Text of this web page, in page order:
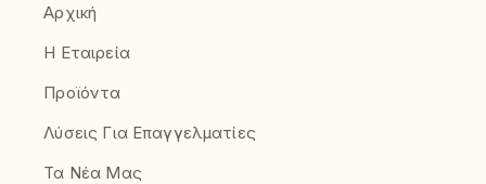
Αρχική
Η Εταιρεία
Προϊόντα
Λύσεις Για Επαγγελματίες
Τα Νέα Μας